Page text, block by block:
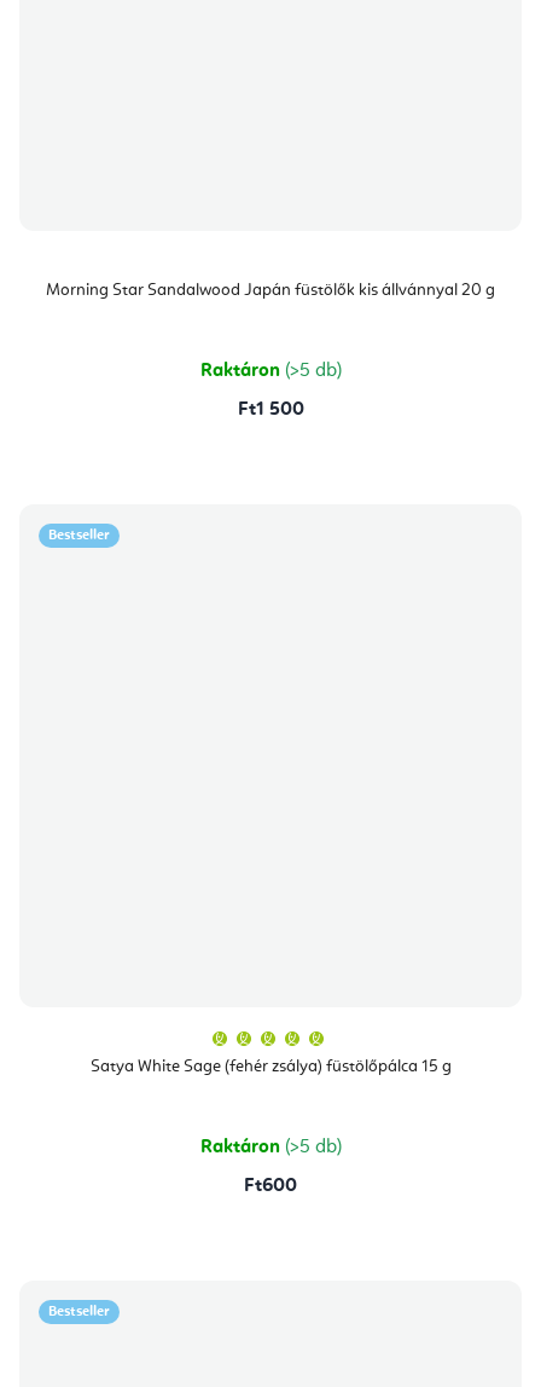
Morning Star Sandalwood Japán füstölők kis állvánnyal 20 g
Raktáron (>5 db)
Ft1 500
Bestseller
Satya White Sage (fehér zsálya) füstölőpálca 15 g
átlagos
értékelése
csillag.
Raktáron (>5 db)
Ft600
Bestseller